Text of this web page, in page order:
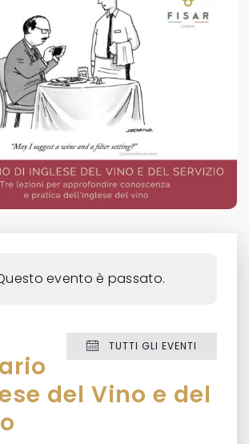
evento è passato.
TUTTI GLI EVENTI
del Vino e del